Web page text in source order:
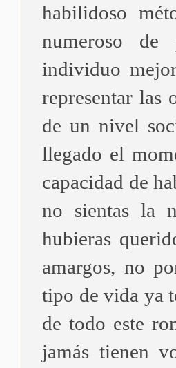
habilidoso
numeroso de
individuo
representar las
de un nivel
llegado el
capacidad de
no sientas la
hubieras
amargos, no
tipo de vida ya
de todo este
jamás tienen